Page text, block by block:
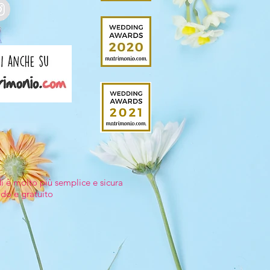
è molto più semplice e sicura
e gratuito